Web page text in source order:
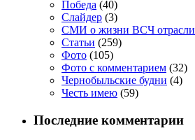
Победа (40)
Слайдер (3)
СМИ о жизни ВСЧ отрасли
Статьи (259)
Фото (105)
Фото с комментарием (32)
Чернобыльские будни (4)
Честь имею (59)
Последние комментарии